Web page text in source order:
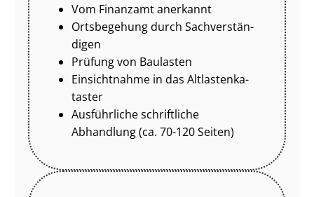
Vom Finanzamt anerkannt
Ortsbegehung durch Sach­ver­stän­
di­gen
Prüfung von Baulasten
Einsichtnahme in das Alt­las­ten­ka­
tas­ter
Ausführliche schriftliche
Abhandlung (ca. 70-120 Seiten)